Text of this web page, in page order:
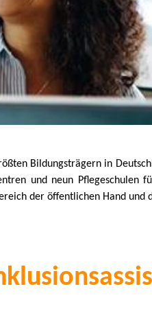
Bildungsträgern in
und neun Pflegeschulen
der öffentlichen Hand und